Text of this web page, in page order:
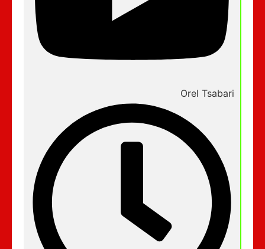
Orel Tsabari